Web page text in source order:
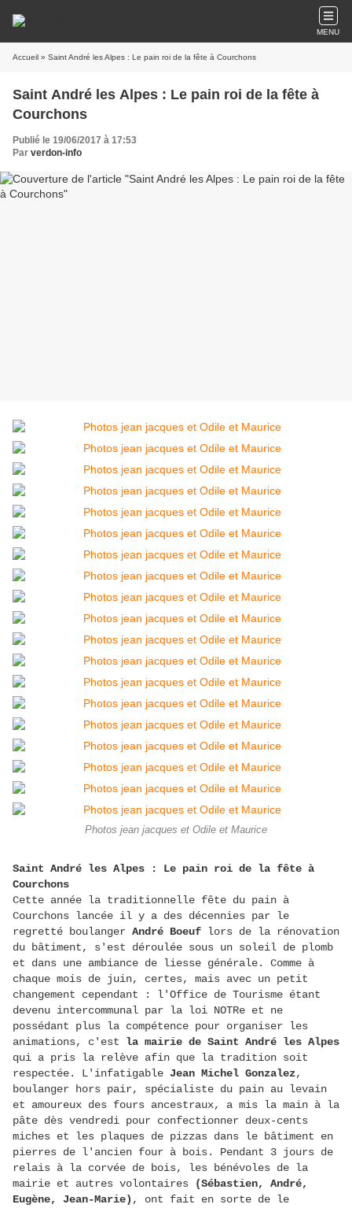
MENU
Accueil » Saint André les Alpes : Le pain roi de la fête à Courchons
Saint André les Alpes : Le pain roi de la fête à
Courchons
Publié le 19/06/2017 à 17:53
Par verdon-info
Photos jean jacques et Odile et Maurice
Saint André les Alpes : Le pain roi de la fête à
Courchons
Cette année la traditionnelle fête du pain à
Courchons lancée il y a des décennies par le
regretté boulanger André Boeuf lors de la rénovation
du bâtiment, s'est déroulée sous un soleil de plomb
et dans une ambiance de liesse générale. Comme à
chaque mois de juin, certes, mais avec un petit
changement cependant : l'Office de Tourisme étant
devenu intercommunal par la loi NOTRe et ne
possédant plus la compétence pour organiser les
animations, c'est la mairie de Saint André les Alpes
qui a pris la relève afin que la tradition soit
respectée. L'infatigable Jean Michel Gonzalez,
boulanger hors pair, spécialiste du pain au levain
et amoureux des fours ancestraux, a mis la main à la
pâte dès vendredi pour confectionner deux-cents
miches et les plaques de pizzas dans le bâtiment en
pierres de l'ancien four à bois. Pendant 3 jours de
relais à la corvée de bois, les bénévoles de la
mairie et autres volontaires
(Sébastien, André,
Eugène, Jean-Marie) , ont fait en sorte de le